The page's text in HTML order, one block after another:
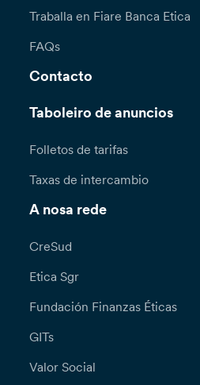
Traballa en Fiare Banca Etica
FAQs
Contacto
Taboleiro de anuncios
Folletos de tarifas
Taxas de intercambio
A nosa rede
CreSud
Etica Sgr
Fundación Finanzas Éticas
GITs
Valor Social